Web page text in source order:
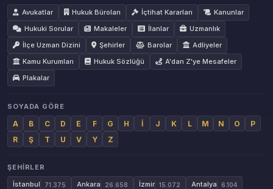
Avukatlar
Hukuk Büroları İçtihat Kararları
Kanunlar
Hukuki Sorular
Makaleler İlanlar
Uzmanlık
İlçe Uzman Dizini
Şehirler Barolar
Adliyeler
Kamu Kurumları
Hukuk Sözlüğü
A'dan Z'ye Mesafeler
Plakalar
SOYADA GÖRE
A B C D E F G H İ J K L M N O
P
R
Ş T U V Y Z
ŞEHIRLER
İstanbul
71.375 Ankara 26.658 İzmir 15.072 Antalya 6.104